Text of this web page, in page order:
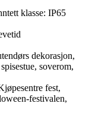
klasse: IP65
dekorasjon,
soverom,
fest,
festivalen,